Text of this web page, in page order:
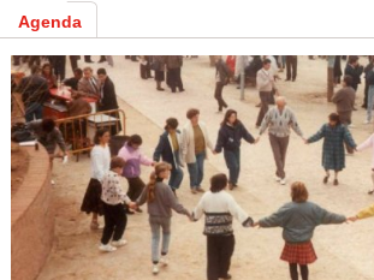
Agenda